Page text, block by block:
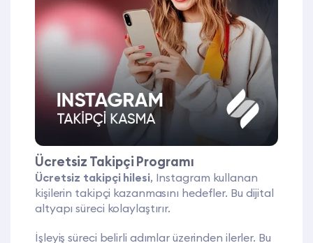
Ücretsiz Takipçi Programı
Ücretsiz takipçi hilesi, Instagram kullanan
kişilerin takipçi kazanmasını hedefler. Bu dijital
altyapı süreci kolaylaştırır.
İşleyiş süreci belirli adımlar üzerinden ilerler. Bu